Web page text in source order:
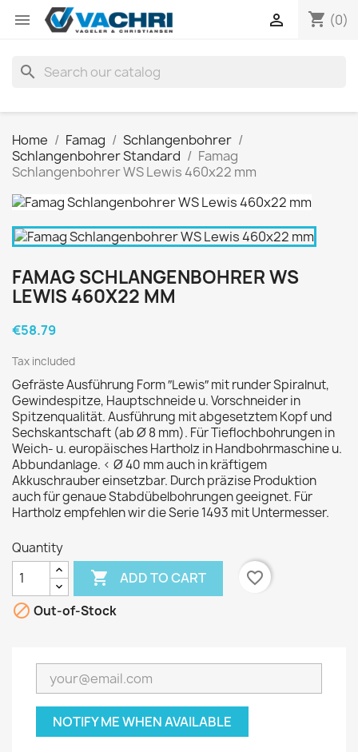
 shopping_cart (0)

search
Home Famag
Schlangenbohrer
Schlangenbohrer Standard
Famag
Schlangenbohrer WS Lewis 460x22 mm
FAMAG SCHLANGENBOHRER WS
LEWIS 460X22 MM
€58.79
Tax included
Gefräste Ausführung Form ″Lewis″ mit runder Spiralnut,
Gewindespitze, Hauptschneide u. Vorschneider in
Spitzenqualität. Ausführung mit abgesetztem Kopf und
Sechskantschaft (ab Ø 8 mm). Für Tieflochbohrungen in
Weich- u. europäisches Hartholz in Handbohrmaschine u.
Abbundanlage. < Ø 40 mm auch in kräftigem
Akkuschrauber einsetzbar. Durch präzise Produktion
auch für genaue Stabdübelbohrungen geeignet. Für
Hartholz empfehlen wir die Serie 1493 mit Untermesser.
Quantity
 ADD TO CART
favorite_border
 Out-of-Stock
NOTIFY ME WHEN AVAILABLE